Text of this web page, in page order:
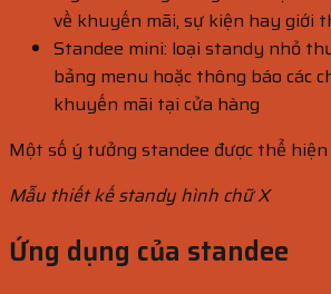
về khuyến mãi, sự kiện hay giới
Standee mini: loại standy nhỏ
bảng menu hoặc thông báo các
khuyến mãi tại cửa hàng
Một số ý tưởng standee được thể hiện
Mẫu thiết kế standy hình chữ X
Ứng dụng của standee